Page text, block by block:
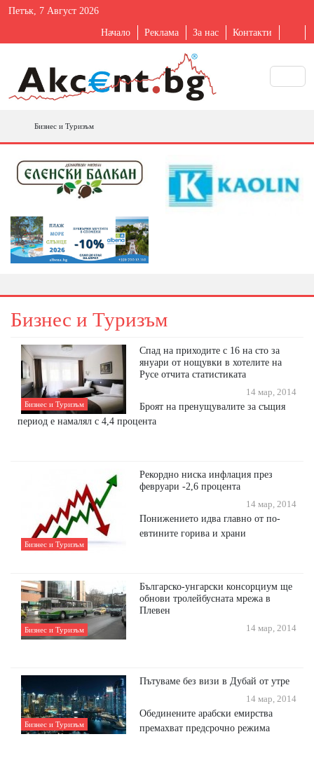
Петък, 7 Август 2026
Начало Реклама За нас Контакти
Бизнес и Туризъм
Бизнес и Туризъм
Бизнес и Туризъм
Спад на приходите с 16 на сто за
януари от нощувки в хотелите на
Русе отчита статистиката
14 мар, 2014
Броят на пренущувалите за същия
период е намалял с 4,4 процента
Бизнес и Туризъм
Рекордно ниска инфлация през
февруари -2,6 процента
14 мар, 2014
Понижението идва главно от по-
евтините горива и храни
Бизнес и Туризъм
Българско-унгарски консорциум ще
обнови тролейбусната мрежа в
Плевен
14 мар, 2014
Бизнес и Туризъм
Пътуваме без визи в Дубай от утре
14 мар, 2014
Обединените арабски емирства
премахват предсрочно режима